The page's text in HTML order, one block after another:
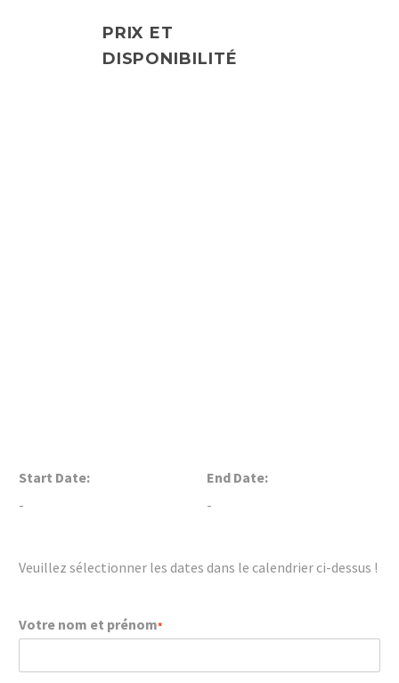
PRIX ET
DISPONIBILITÉ
Start Date:
-
End Date:
-
Veuillez sélectionner les dates dans le calendrier ci-dessus !
Votre nom et prénom*